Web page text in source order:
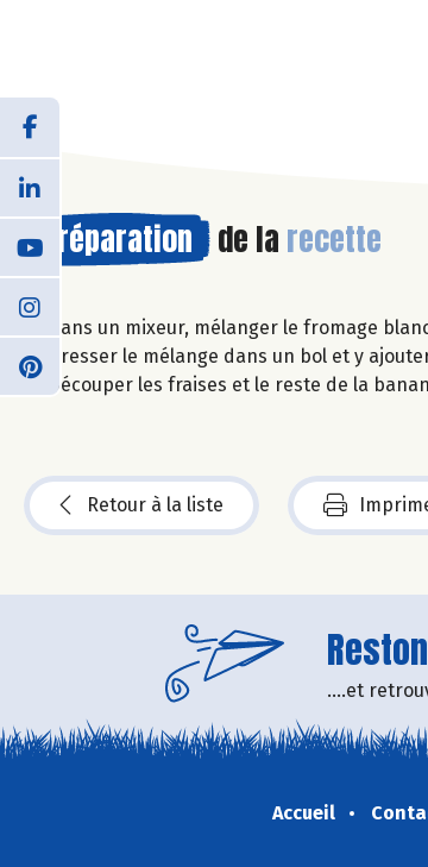
Préparation de la recette
Dans un mixeur, mélanger le fromage
Dresser le mélange dans un bol et y
Découper les fraises et le reste de la
Retour à la liste
....et
Accueil